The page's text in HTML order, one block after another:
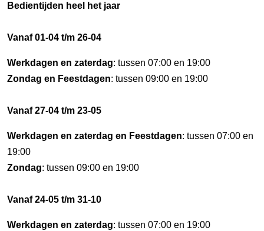
Bedientijden heel het jaar
Vanaf 01-04 t/m 26-04
Werkdagen en zaterdag: tussen 07:00 en 19:00
Zondag en Feestdagen: tussen 09:00 en 19:00
Vanaf 27-04 t/m 23-05
Werkdagen en zaterdag en Feestdagen: tussen 07:00 en
19:00
Zondag: tussen 09:00 en 19:00
Vanaf 24-05 t/m 31-10
Werkdagen en zaterdag: tussen 07:00 en 19:00